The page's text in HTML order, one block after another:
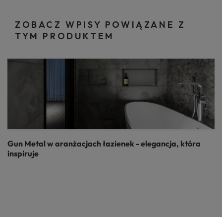
ZOBACZ WPISY POWIĄZANE Z
TYM PRODUKTEM
Gun Metal w aranżacjach łazienek - elegancja, która
inspiruje